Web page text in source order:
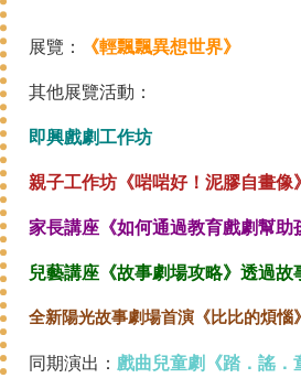
展覽： 《輕飄飄異想世界》
其他展覽活動：
即興戲劇工作坊
親子工作坊《啱啱好！泥膠自畫像》
家長講座《如何通過教育戲劇幫助
兒藝講座《故事劇場攻略》透過
全新陽光故事劇場首演《比比的煩惱
同期演出： 戲曲兒童劇《踏．謠．